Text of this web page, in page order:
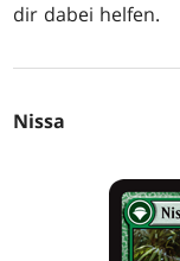
dir dabei helfen.
Nissa